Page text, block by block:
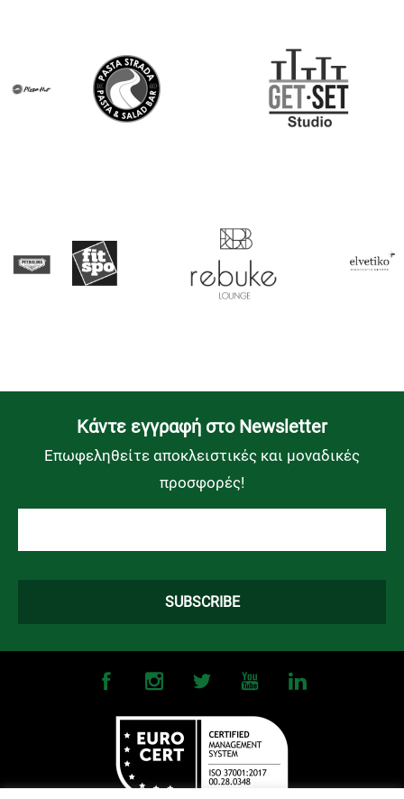
Kάντε εγγραφή στο Newsletter
Επωφεληθείτε αποκλειστικές και μοναδικές
προσφορές!